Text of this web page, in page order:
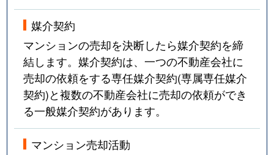
媒介契約
マンションの売却を決断したら媒介契約を締
結します。媒介契約は、一つの不動産会社に
売却の依頼をする専任媒介契約(専属専任媒介
契約)と複数の不動産会社に売却の依頼ができ
る一般媒介契約があります。
マンション売却活動